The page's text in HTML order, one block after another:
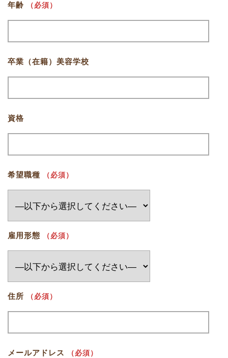
年齢 （必須）
卒業（在籍）美容学校
資格
希望職種 （必須）
雇用形態 （必須）
住所 （必須）
メールアドレス （必須）